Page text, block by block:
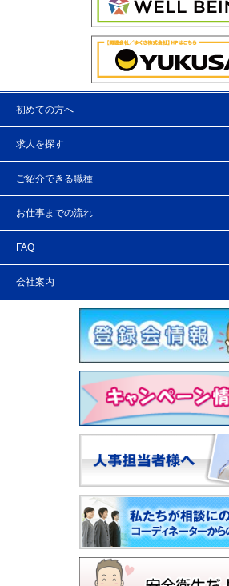
初めての方へ
求人を探す
ご紹介できる職種
お仕事までの流れ
FAQ
会社案内